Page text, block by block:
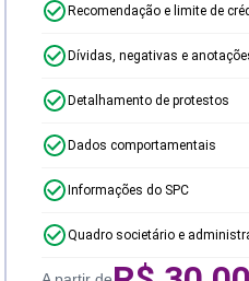
Recomendação e limite de
Dívidas, negativas e
Detalhamento de protestos
Dados comportamentais
Informações do SPC
Quadro societário e